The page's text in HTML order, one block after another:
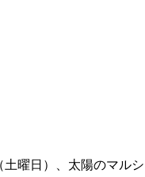
土曜日）、太陽のマル